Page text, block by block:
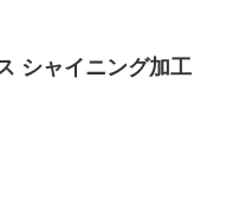
シャイニング加工